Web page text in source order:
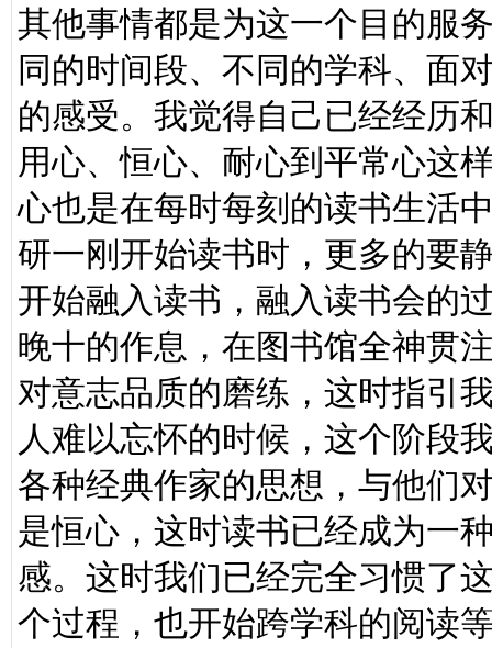
其他事情都是为这一个目的服
同的时间段、不同的学科、面
的感受。我觉得自己已经经历
用心、恒心、耐心到平常心这
心也是在每时每刻的读书生活
研一刚开始读书时，更多的要
开始融入读书，融入读书会的
晚十的作息，在图书馆全神贯
对意志品质的磨练，这时指引
人难以忘怀的时候，这个阶段
各种经典作家的思想，与他们
是恒心，这时读书已经成为一
感。这时我们已经完全习惯了
个过程，也开始跨学科的阅读